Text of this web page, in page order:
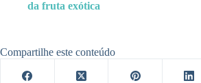
da fruta exótica
Compartilhe este conteúdo